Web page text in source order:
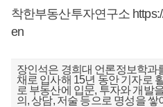
착한부동산투자연구소
en
장인석은 경희대 언론정보학과
채로 입사해 15년 동안 기자로
로 부동산에 입문, 투자와 개발
의, 상담, 저술 등으로 명성을 쌓